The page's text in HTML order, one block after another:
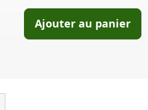
Galaxy
2.0
Ajouter au panier